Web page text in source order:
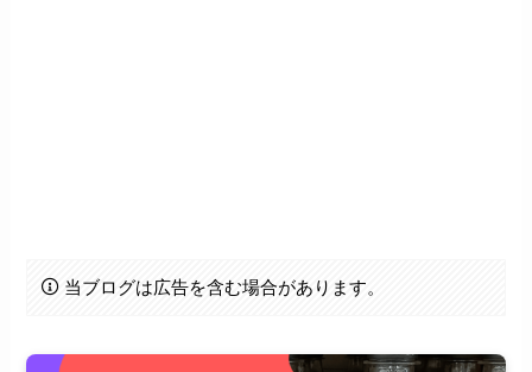
当ブログは広告を含む場合があります。